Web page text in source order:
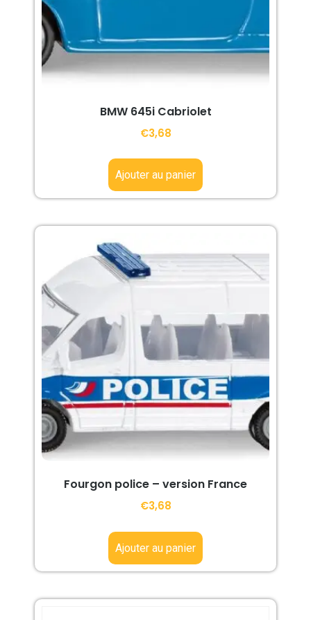
BMW 645i Cabriolet
€3,68
Ajouter au panier
Fourgon police – version France
€3,68
Ajouter au panier